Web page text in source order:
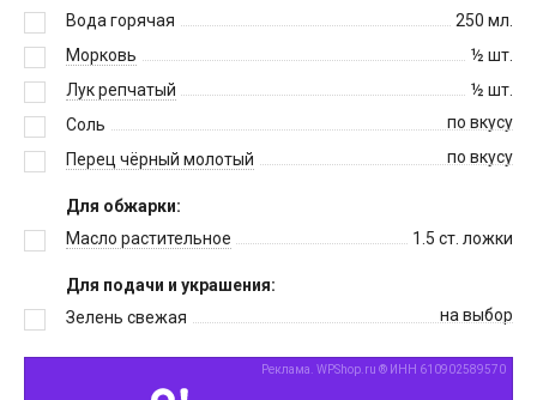
Вода горячая
250 мл.
Морковь
½ шт.
Лук репчатый
½ шт.
Соль
по вкусу
Перец чёрный молотый
по вкусу
Для обжарки:
Масло растительное
1.5 ст. ложки
Для подачи и украшения:
Зелень свежая
на выбор